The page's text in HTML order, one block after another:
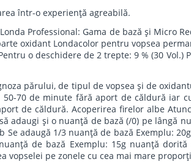
într-o experienţă agreabilă.
Professional: Gama de bază şi Micro
oxidant Londacolor pentru vopsea
o deschidere de 2 trepte: 9 % (30 Vol.)
părului, de tipul de vopsea şi de
70 de minute fără aport de căldură iar
de căldură. Acoperirea firelor albe
adaugi şi o nuanţă de bază (/0) pe lângă
Se adaugă 1/3 nuanţă de bază Exemplu:
de bază Exemplu: 15g nuanţă
vopselei pe zonele cu cea mai mare